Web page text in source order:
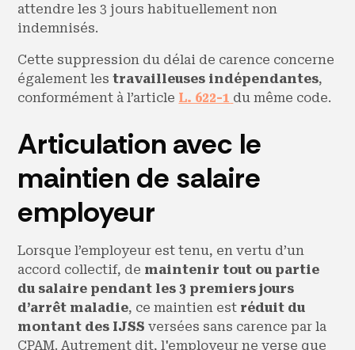
attendre les 3 jours habituellement non
indemnisés.
Cette suppression du délai de carence concerne
également lestravailleuses indépendantes,
conformément à l’article L. 622-1 du même code.
Articulation avec le
maintien de salaire
employeur
Lorsque l’employeur est tenu, en vertu d’un
accord collectif, de maintenir tout ou partie
du salaire pendant les 3 premiers jours
d’arrêt maladie, ce maintien est réduit du
montant des IJSS versées sans carence par la
CPAM. Autrement dit, l'employeur ne verse que